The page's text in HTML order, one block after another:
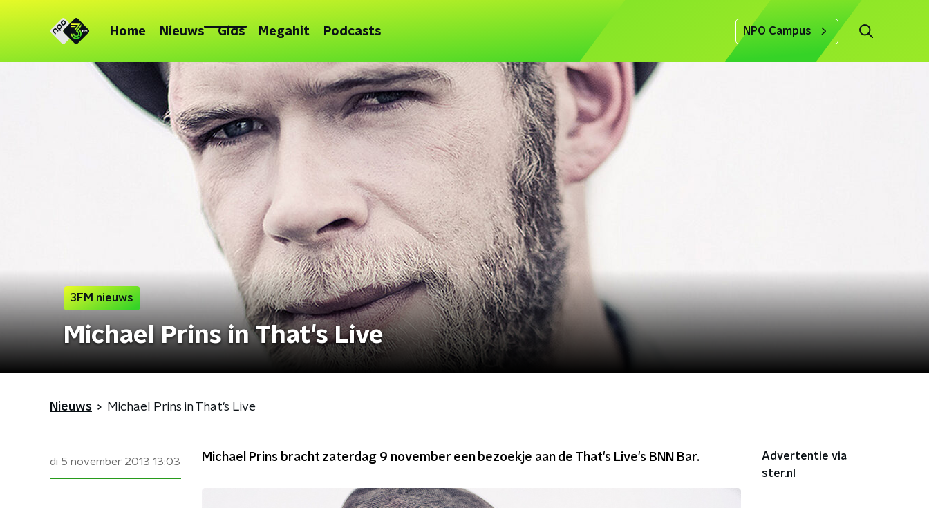
Home Nieuws Gids Megahit Podcasts NPO Campus
3FM nieuws
Michael Prins in That's Live
Nieuws Michael Prins in That's Live
di 5 november 2013 13:03 Michael Prins bracht zaterdag 9 november een bezoekje aan de That's Live's BNN Bar.
Advertentie via
ster.nl